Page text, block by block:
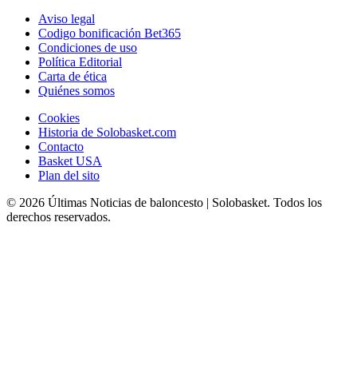
Aviso legal
Codigo bonificación Bet365
Condiciones de uso
Política Editorial
Carta de ética
Quiénes somos
Cookies
Historia de Solobasket.com
Contacto
Basket USA
Plan del sito
© 2026 Últimas Noticias de baloncesto | Solobasket. Todos los
derechos reservados.